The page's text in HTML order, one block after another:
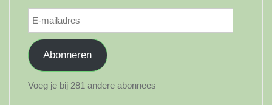
E-
mailadres
Abonneren
Voeg je bij 281 andere abonnees